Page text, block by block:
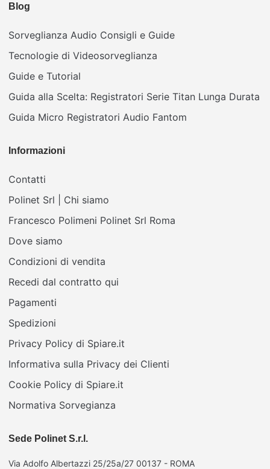
Blog
Sorveglianza Audio Consigli e Guide
Tecnologie di Videosorveglianza
Guide e Tutorial
Guida alla Scelta: Registratori Serie Titan Lunga Durata
Guida Micro Registratori Audio Fantom
Informazioni
Contatti
Polinet Srl | Chi siamo
Francesco Polimeni Polinet Srl Roma
Dove siamo
Condizioni di vendita
Recedi dal contratto qui
Pagamenti
Spedizioni
Privacy Policy di Spiare.it
Informativa sulla Privacy dei Clienti
Cookie Policy di Spiare.it
Normativa Sorvegianza
Sede Polinet S.r.l.
Via Adolfo Albertazzi 25/25a/27 00137 - ROMA